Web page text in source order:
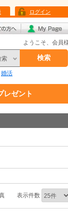
ログイン
ようこそ、会員
索 検索
婚活
レゼント
表示件数